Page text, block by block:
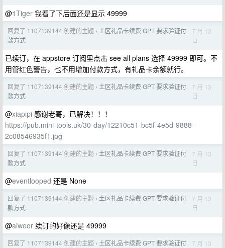
@1Tiger 我看了下后面还是显示 49999
回复了 1107139144 创建的主题 › 土区礼品卡续费 GPT 要求验证付
款方式
7 月 13
日
已续订，在 appstore 订阅里点击 see all plans 选择 49999 即可。不
用管红色警告，也不用增加付款方式，有礼品卡余额就行。
回复了 1107139144 创建的主题 › 土区礼品卡续费 GPT 要求验证付
款方式
7 月 13
日
@xiapipi 感谢老哥，已解决！！！
https://pub.mini-tools.uk/30-day/12210c51-bc5f-4e5d-9888-
2c08546935f1.jpg
回复了 1107139144 创建的主题 › 土区礼品卡续费 GPT 要求验证付
款方式
7 月 13
日
@eventlooped 还是 None
回复了 1107139144 创建的主题 › 土区礼品卡续费 GPT 要求验证付
款方式
7 月 13
日
@aiweor 续订的好像还是 49999
回复了 1107139144 创建的主题 › 土区礼品卡续费 GPT 要求验证付
7 月 13